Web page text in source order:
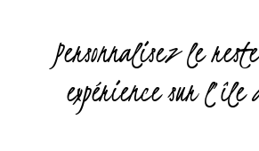
Personnalisez le
expérience sur l’île